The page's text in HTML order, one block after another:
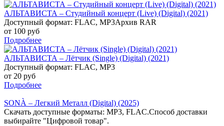
АЛЬТАВИСТА – Студийный концерт (Live) (Digital) (2021)
Доступный формат: FLAC, MP3Архив RAR
от 100 руб
Подробнее
АЛЬТАВИСТА – Лётчик (Single) (Digital) (2021)
Доступный формат: FLAC, MP3
от 20 руб
Подробнее
SONÀ – Легкий Металл (Digital) (2025)
Скачать доступные форматы: MP3, FLAC.Способ доставки
выбирайте "Цифровой товар".